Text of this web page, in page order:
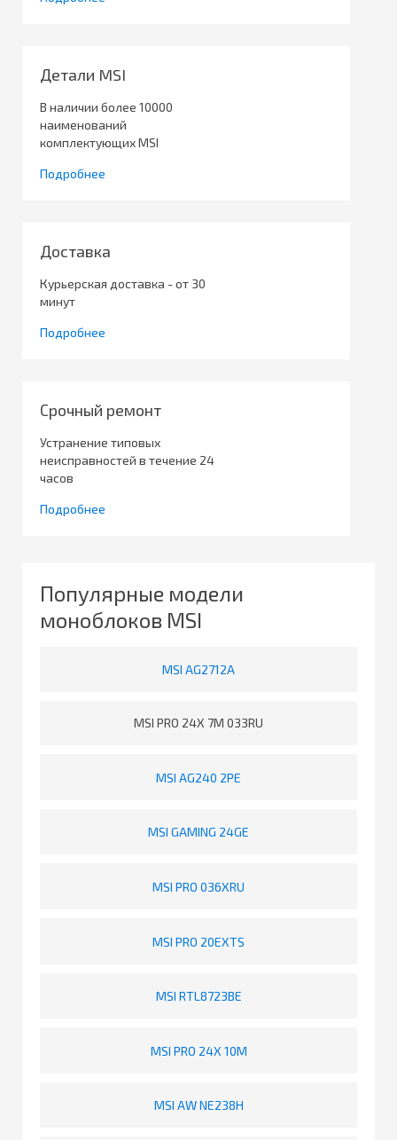
Детали MSI
В наличии более 10000
наименований
комплектующих MSI
Подробнее
Доставка
Курьерская доставка - от 30
минут
Подробнее
Срочный ремонт
Устранение типовых
неисправностей в течение 24
часов
Подробнее
Популярные модели
моноблоков MSI
MSI AG2712A
MSI PRO 24X 7M 033RU
MSI AG240 2PE
MSI GAMING 24GE
MSI PRO 036XRU
MSI PRO 20EXTS
MSI RTL8723BE
MSI PRO 24X 10M
MSI AW NE238H